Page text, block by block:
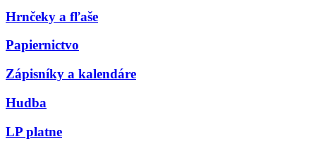
Hrnčeky a fľaše
Papiernictvo
Zápisníky a kalendáre
Hudba
LP platne